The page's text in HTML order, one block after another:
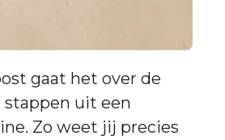
gaat het over de
stappen uit een
Zo weet jij precies